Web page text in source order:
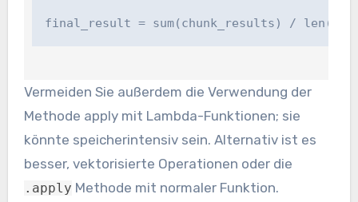
final_result = sum(chunk_results) /
Vermeiden Sie außerdem die Verwendung der
Methode apply mit Lambda-Funktionen; sie
könnte speicherintensiv sein. Alternativ ist es
besser, vektorisierte Operationen oder die
.apply Methode mit normaler Funktion.